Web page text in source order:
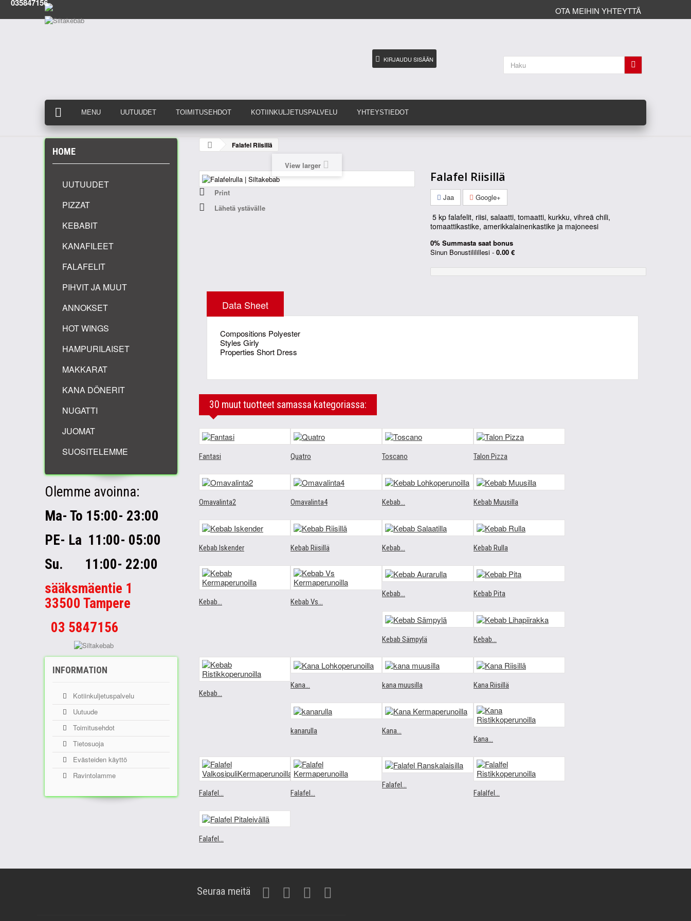
OTA MEIHIN YHTEYTTÄ
035847156
KIRJAUDU SISÄÄN
MENU UUTUUDET TOIMITUSEHDOT KOTIINKULJETUSPALVELU YHTEYSTIEDOT
HOME
UUTUUDET
PIZZAT
KEBABIT
KANAFILEET
FALAFELIT
PIHVIT JA MUUT
ANNOKSET
HOT WINGS
HAMPURILAISET
MAKKARAT
KANA DÖNERIT
NUGATTI
JUOMAT
SUOSITELEMME
Olemme avoinna:
Ma- To 15:00- 23:00
PE- La 11:00- 05:00
Su. 11:00- 22:00
sääksmäentie 1
33500 Tampere
03 5847156
INFORMATION
Kotiinkuljetuspalvelu
Uutuude
Toimitusehdot
Tietosuoja
Evästeiden käyttö
Ravintolamme
Falafel Riisillä
View larger
Print
Lähetä ystävälle
Falafel Riisillä
Jaa Google+
5 kp falafelit, riisi, salaatti, tomaatti, kurkku, vihreä chili,
tomaattikastike, amerikkalainenkastike ja majoneesi
0% Summasta saat bonus
Sinun Bonustililillesi - 0.00 €
Data Sheet
Compositions Polyester
Styles Girly
Properties Short Dress
30 muut tuotteet samassa kategoriassa:
Fantasi Quatro Toscano Talon Pizza
Omavalinta2 Omavalinta4 Kebab... Kebab Muusilla
Kebab Iskender Kebab Riisillä Kebab... Kebab Rulla
Kebab... Kebab Vs...
Kebab... Kebab Pita
Kebab Sämpylä Kebab...
Kebab...
Kana... kana muusilla Kana Riisillä
kanarulla
Kana...
Kana...
Falafel... Falafel...
Falafel...
Falalfel...
Falafel...
Seuraa meitä